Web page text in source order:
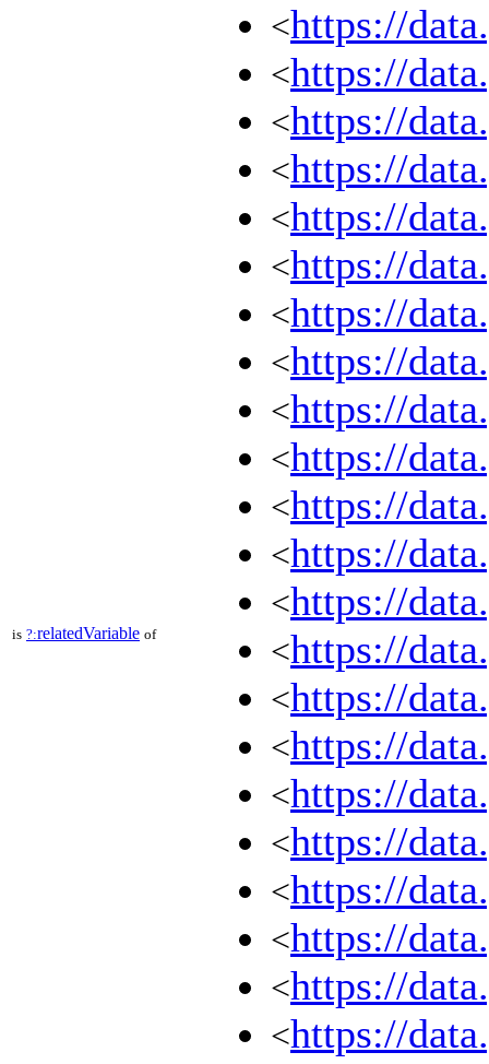
is ?:relatedVariable of
<https://
<https://
<https://
<https://
<https://
<https://
<https://
<https://
<https://
<https://
<https://
<https://
<https://
<https://
<https://
<https://
<https://
<https://
<https://
<https://
<https://
<https://